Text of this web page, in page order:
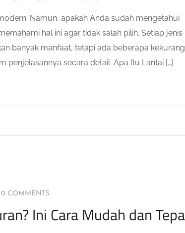
Namun, apakah Anda sudah mengetahui
hal ini agar tidak salah pilih. Setiap jenis
banyak manfaat, tetapi ada beberapa
secara detail. Apa Itu Lantai […]
0 COMMENTS
Ini Cara Mudah dan